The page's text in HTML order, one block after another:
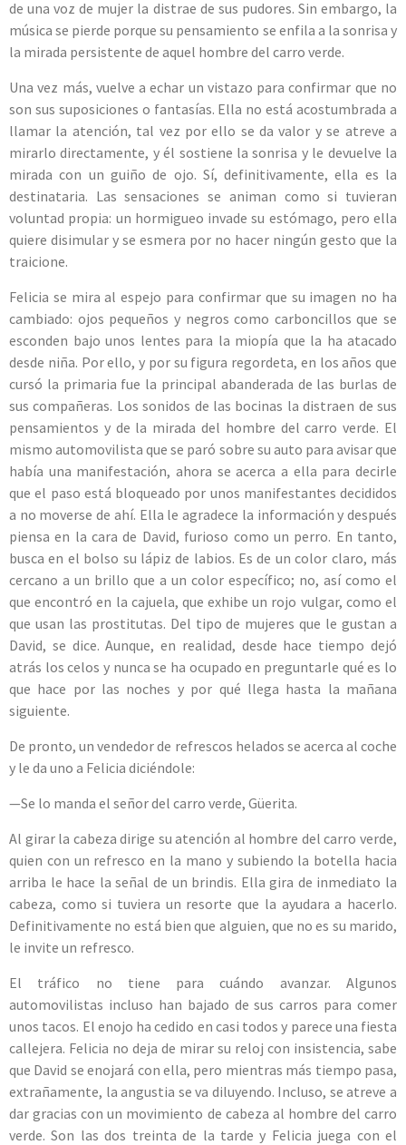
de una voz de mujer la distrae de sus pudores. Sin embargo, la
música se pierde porque su pensamiento se enfila a la sonrisa y
la mirada persistente de aquel hombre del carro verde.
Una vez más, vuelve a echar un vistazo para confirmar que no
son sus suposiciones o fantasías. Ella no está acostumbrada a
llamar la atención, tal vez por ello se da valor y se atreve a
mirarlo directamente, y él sostiene la sonrisa y le devuelve la
mirada con un guiño de ojo. Sí, definitivamente, ella es la
destinataria. Las sensaciones se animan como si tuvieran
voluntad propia: un hormigueo invade su estómago, pero ella
quiere disimular y se esmera por no hacer ningún gesto que la
traicione.
Felicia se mira al espejo para confirmar que su imagen no ha
cambiado: ojos pequeños y negros como carboncillos que se
esconden bajo unos lentes para la miopía que la ha atacado
desde niña. Por ello, y por su figura regordeta, en los años que
cursó la primaria fue la principal abanderada de las burlas de
sus compañeras. Los sonidos de las bocinas la distraen de sus
pensamientos y de la mirada del hombre del carro verde. El
mismo automovilista que se paró sobre su auto para avisar que
había una manifestación, ahora se acerca a ella para decirle
que el paso está bloqueado por unos manifestantes decididos
a no moverse de ahí. Ella le agradece la información y después
piensa en la cara de David, furioso como un perro. En tanto,
busca en el bolso su lápiz de labios. Es de un color claro, más
cercano a un brillo que a un color específico; no, así como el
que encontró en la cajuela, que exhibe un rojo vulgar, como el
que usan las prostitutas. Del tipo de mujeres que le gustan a
David, se dice. Aunque, en realidad, desde hace tiempo dejó
atrás los celos y nunca se ha ocupado en preguntarle qué es lo
que hace por las noches y por qué llega hasta la mañana
siguiente.
De pronto, un vendedor de refrescos helados se acerca al coche
y le da uno a Felicia diciéndole:
—Se lo manda el señor del carro verde, Güerita.
Al girar la cabeza dirige su atención al hombre del carro verde,
quien con un refresco en la mano y subiendo la botella hacia
arriba le hace la señal de un brindis. Ella gira de inmediato la
cabeza, como si tuviera un resorte que la ayudara a hacerlo.
Definitivamente no está bien que alguien, que no es su marido,
le invite un refresco.
El tráfico no tiene para cuándo avanzar. Algunos
automovilistas incluso han bajado de sus carros para comer
unos tacos. El enojo ha cedido en casi todos y parece una fiesta
callejera. Felicia no deja de mirar su reloj con insistencia, sabe
que David se enojará con ella, pero mientras más tiempo pasa,
extrañamente, la angustia se va diluyendo. Incluso, se atreve a
dar gracias con un movimiento de cabeza al hombre del carro
verde. Son las dos treinta de la tarde y Felicia juega con el